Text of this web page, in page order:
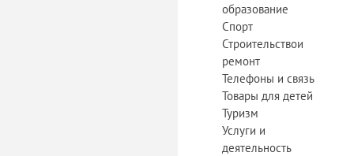
образование
Спорт
Строительствои
ремонт
Телефоны и связь
Товары для детей
Туризм
Услуги и
деятельность